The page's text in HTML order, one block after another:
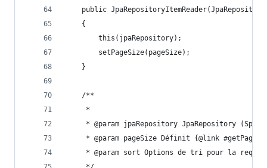
public
    {
        this(jpaRepository);
        setPageSize(pageSize);
    }
    /**
     *
* @param jpaRepository JpaRepository
* @param pageSize Définit {@link
* @param sort Options de tri pour la